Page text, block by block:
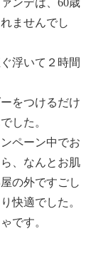
ンデは、60歳
ませんでし
浮いて２時間
をつけるだけ
した。
ペーン中でお
、なんとお肌
の外ですごし
快適でした。
です。